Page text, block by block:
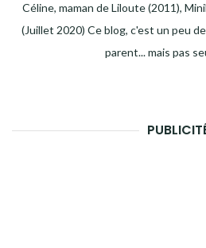
Céline, maman de Liloute (2011),
(Juillet 2020) Ce blog, c'est un peu
parent... mais pas